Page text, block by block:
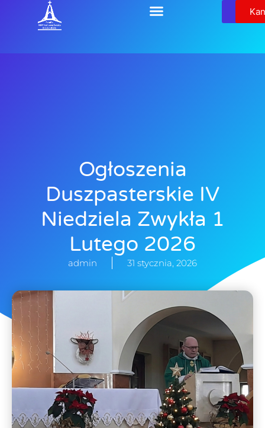
Ogłoszenia
Duszpasterskie IV
Niedziela Zwykła 1
Lutego 2026
admin 31 stycznia, 2026